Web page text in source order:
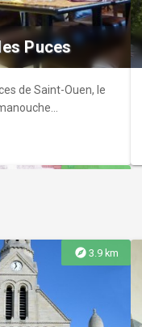
à coup sur le
Puces
de Saint-Ouen, le
explore 3.9 km